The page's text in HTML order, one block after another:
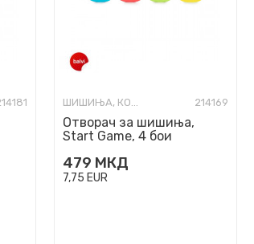
ШИШИЊА, КОЛБИ И ОТВАРАЧИ 214169
Отворач за шишиња,
Start Game, 4 бои
479 МКД
7,75 EUR